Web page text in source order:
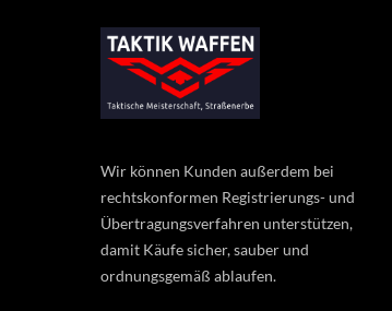
Wir können Kunden außerdem bei
rechtskonformen Registrierungs- und
Übertragungsverfahren unterstützen,
damit Käufe sicher, sauber und
ordnungsgemäß ablaufen.